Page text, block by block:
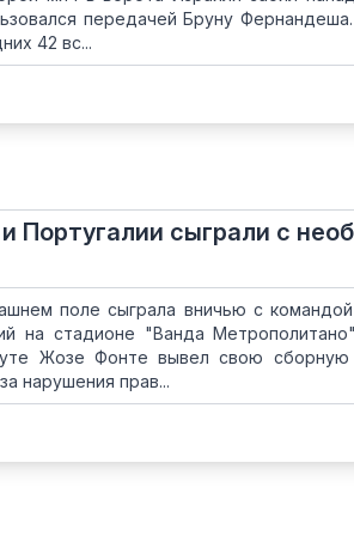
передачей Бруну
42 вс...
Португалии сыграли с
поле сыграла вничью с
на стадионе "Ванда
Жозе Фонте вывел свою сборную
нарушения прав...